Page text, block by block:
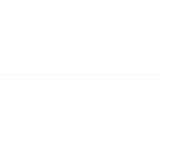
쌍으로 눈매교정해도 시